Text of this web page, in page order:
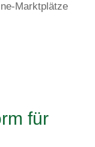
Marktplätze
für